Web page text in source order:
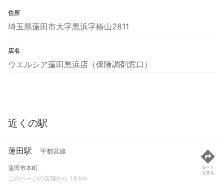
住所
埼玉県蓮田市大字黒浜字椿山2811
店名
ウエルシア蓮田黒浜店（保険調剤窓口）
近くの駅
蓮田駅 宇都宮線
蓮田市本町
このページの店舗から 1.8 km
ルート
を見る